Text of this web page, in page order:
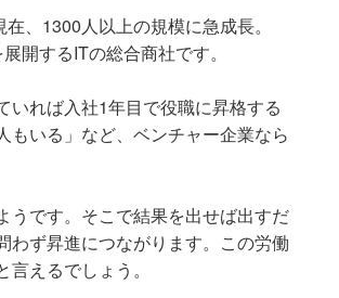
、1300人以上の規模に急成長。
開するITの総合商社です。
いれば入社1年目で役職に昇格する
いる」など、ベンチャー企業なら
うです。そこで結果を出せば出すだ
わず昇進につながります。この労働
えるでしょう。